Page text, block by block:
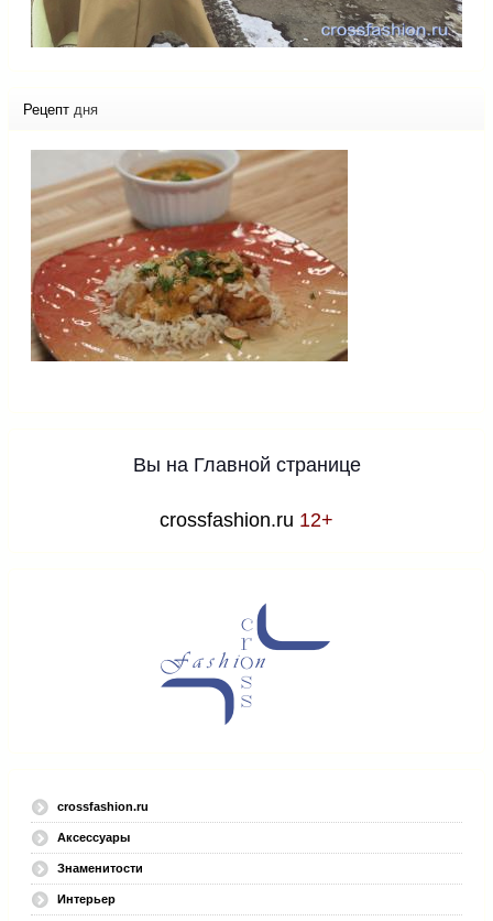
Рецепт дня
Вы на Главной странице
crossfashion.ru 12+
crossfashion.ru
Аксессуары
Знаменитости
Интерьер